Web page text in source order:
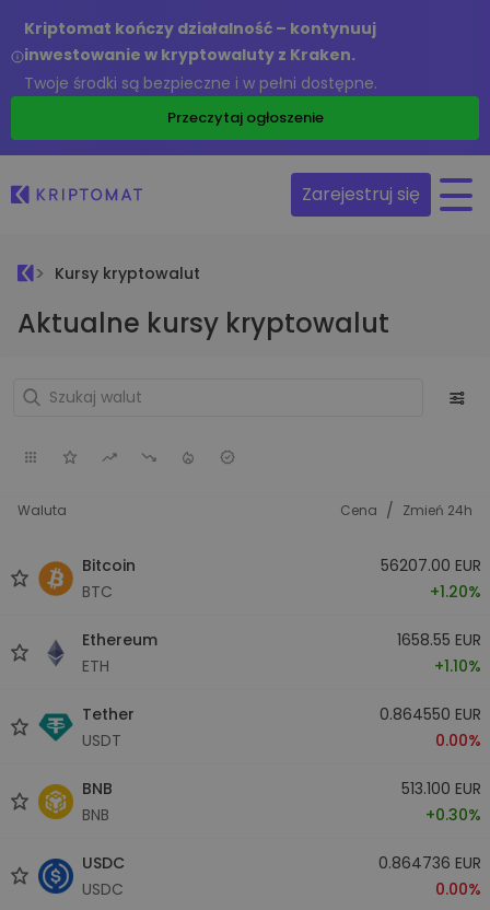
Kriptomat kończy działalność – kontynuuj
inwestowanie w kryptowaluty z Kraken.
Twoje środki są bezpieczne i w pełni dostępne.
Przeczytaj ogłoszenie
Zarejestruj się
Kursy kryptowalut
Aktualne kursy kryptowalut
Waluta Cena / Zmień 24h
Bitcoin
BTC
56207.00 EUR
+1.20%
Ethereum
ETH
1658.55 EUR
+1.10%
Tether
USDT
0.864550 EUR
0.00%
BNB
BNB
513.100 EUR
+0.30%
USDC
USDC
0.864736 EUR
0.00%